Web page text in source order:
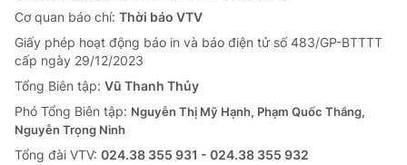
Cơ quan báo chí: Thời báo VTV
Giấy phép hoạt động báo in và báo điện tử số 483/GP-BTTTT
cấp ngày 29/12/2023
Tổng Biên tập: Vũ Thanh Thủy
Phó Tổng Biên tập: Nguyễn Thị Mỹ Hạnh, Phạm Quốc Thắng,
Nguyễn Trọng Ninh
Tổng đài VTV: 024.38 355 931 - 024.38 355 932